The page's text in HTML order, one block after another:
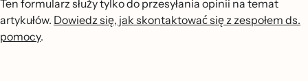
Ten formularz służy tylko do przesyłania opinii na temat
artykułów. Dowiedz się, jak skontaktować się z zespołem ds.
pomocy.